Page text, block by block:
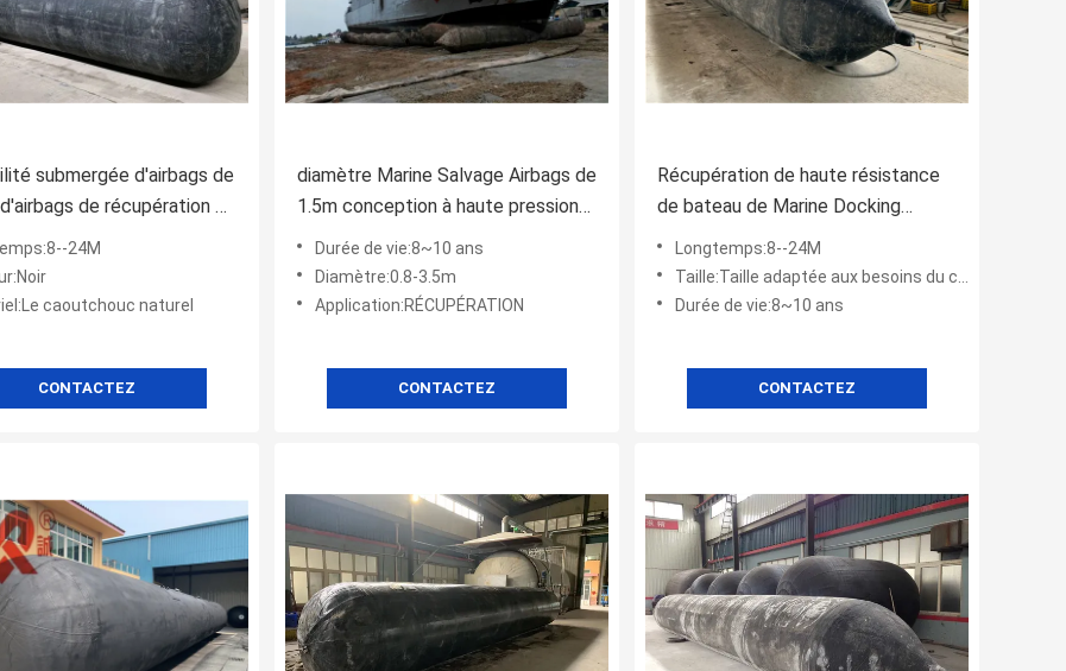
submergée d'airbags de
de récupération de
gonflable24M
caoutchouc naturel
CONTACTEZ
diamètre Marine Salvage Airbags de
1.5m conception à haute pression
de 6 couches
Durée de vie:8~10 ans
Diamètre:0.8-3.5m
Application:RÉCUPÉRATION
CONTACTEZ
Récupération de haute résistance
de bateau de Marine Docking
Rubber Airbags Sunken
Longtemps:8--24M
Taille:Taille adaptée aux besoins du client
Durée de vie:8~10 ans
CONTACTEZ